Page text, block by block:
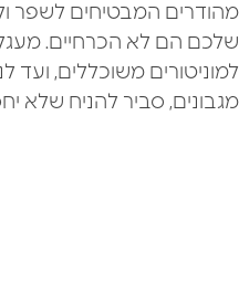
מהודרים המבטיחים לשפר
למוניטורים משוכללים, ועד
מגבונים, סביר להניח שלא